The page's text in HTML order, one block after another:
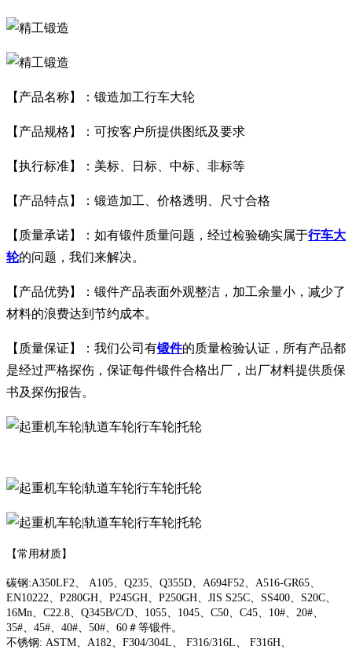
【产品名称】：锻造加工行车大轮
【产品规格】：可按客户所提供图纸及要求
【执行标准】：美标、日标、中标、 非标等
【产品特点】：锻造加工、价格透明、尺寸合格
【质量承诺】：如有锻件质量问题，经过检验确实属于行车大
轮的问题，我们来解决。
【产品优势】：锻件产品表面外观整洁，加工余量小，减少了
材料的浪费达到节约成本。
【质量保证】：我们公司有锻件的质量检验认证，所有产品都
是经过严格探伤，保证每件锻件合格出厂，出厂材料提供质保
书及探伤报告。
【常用材质】
碳钢:A350LF2、 A105、Q235、Q355D、A694F52、A516-GR65、
EN10222、P280GH、P245GH、P250GH、JIS S25C、SS400、S20C、
16Mn、C22.8、Q345B/C/D、1055、1045、C50、C45、10#、20#、
35#、45#、40#、50#、60＃等锻件。
不锈钢: ASTM、A182、F304/304L、 F316/316L、 F316H、